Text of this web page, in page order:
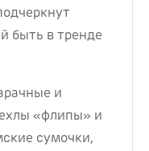
быть в тренде
и
«флипы» и
сумочки,